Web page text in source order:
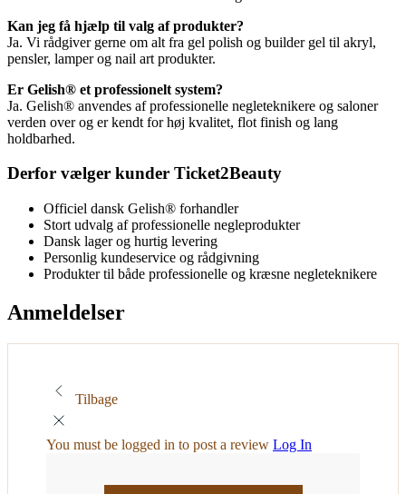
Kan jeg få hjælp til valg af produkter?
Ja. Vi rådgiver gerne om alt fra gel polish og builder gel til akryl,
pensler, lamper og nail art produkter.
Er Gelish® et professionelt system?
Ja. Gelish® anvendes af professionelle negleteknikere og saloner
verden over og er kendt for høj kvalitet, flot finish og lang
holdbarhed.
Derfor vælger kunder Ticket2Beauty
Officiel dansk Gelish® forhandler
Stort udvalg af professionelle negleprodukter
Dansk lager og hurtig levering
Personlig kundeservice og rådgivning
Produkter til både professionelle og kræsne negleteknikere
Anmeldelser
Tilbage
You must be logged in to post a review Log In